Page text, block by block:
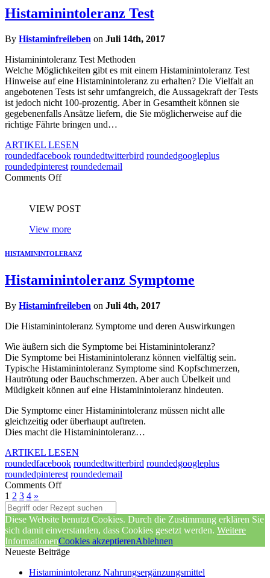
Histaminintoleranz Test
By Histaminfreileben on Juli 14th, 2017
Histaminintoleranz Test Methoden
Welche Möglichkeiten gibt es mit einem Histaminintoleranz Test
Hinweise auf eine Histaminintoleranz zu erhalten? Die Vielfalt an
angebotenen Tests ist sehr umfangreich, die Aussagekraft der Tests
ist jedoch nicht 100-prozentig. Aber in Gesamtheit können sie
gegebenenfalls Ansätze liefern, die Sie möglicherweise auf die
richtige Fährte bringen und…
ARTIKEL LESEN
roundedfacebook roundedtwitterbird roundedgoogleplus
roundedpinterest roundedemail
Comments Off
VIEW POST
View more
HISTAMININTOLERANZ
Histaminintoleranz Symptome
By Histaminfreileben on Juli 4th, 2017
Die Histaminintoleranz Symptome und deren Auswirkungen
Wie äußern sich die Symptome bei Histaminintoleranz?
Die Symptome bei Histaminintoleranz können vielfältig sein.
Typische Histaminintoleranz Symptome sind Kopfschmerzen,
Hautrötung oder Bauchschmerzen. Aber auch Übelkeit und
Müdigkeit können auf eine Histaminintoleranz hindeuten.
Die Symptome einer Histaminintoleranz müssen nicht alle
gleichzeitig oder überhaupt auftreten.
Dies macht die Histaminintoleranz…
ARTIKEL LESEN
roundedfacebook roundedtwitterbird roundedgoogleplus
roundedpinterest roundedemail
Comments Off
1 2 3 4 »
Diese Website benutzt Cookies. Durch die Zustimmung erklären Sie
sich damit einverstanden, dass Cookies gesetzt werden. Weitere
InformationenCookies akzeptierenAblehnen
Neueste Beiträge
Histaminintoleranz Nahrungsergänzungsmittel